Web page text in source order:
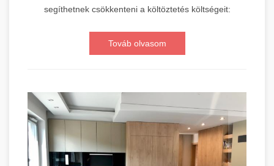
segíthetnek csökkenteni a költöztetés költségeit:
Továb olvasom